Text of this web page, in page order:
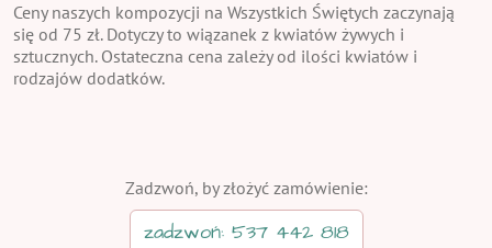
Ceny naszych kompozycji na Wszystkich Świętych zaczynają
się od 75 zł. Dotyczy to wiązanek z kwiatów żywych i
sztucznych. Ostateczna cena zależy od ilości kwiatów i
rodzajów dodatków.
Zadzwoń, by złożyć zamówienie:
zadzwoń: 537 442 818